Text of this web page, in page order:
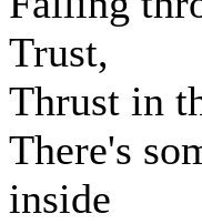
Trust,
Thrust in
There's
inside